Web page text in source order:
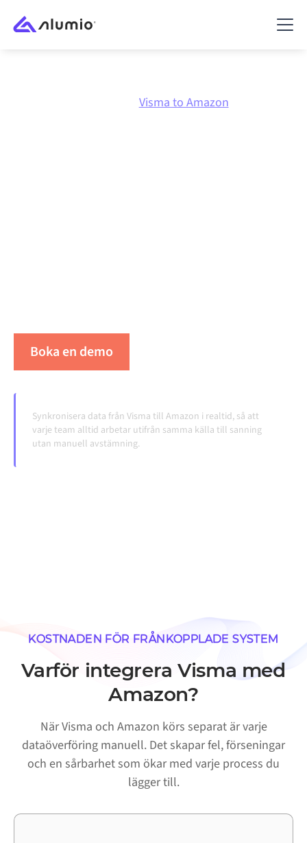
Visma to Amazon
Boka en demo
Synkronisera data från Visma till Amazon i realtid, så att
varje team alltid arbetar utifrån samma källa till sanning
utan manuell avstämning.
KOSTNADEN FÖR FRÅNKOPPLADE SYSTEM
Varför integrera Visma med
Amazon?
När Visma och Amazon körs separat är varje
dataöverföring manuell. Det skapar fel, förseningar
och en sårbarhet som ökar med varje process du
lägger till.